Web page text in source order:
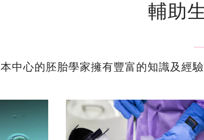
輔助
本中心的胚胎學家擁有豐富的知識及經